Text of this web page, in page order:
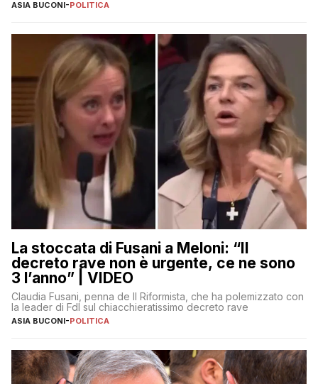
ASIA BUCONI-POLITICA
La stoccata di Fusani a Meloni: “Il
decreto rave non è urgente, ce ne sono
3 l’anno” | VIDEO
Claudia Fusani, penna de Il Riformista, che ha polemizzato con
la leader di FdI sul chiacchieratissimo decreto rave
ASIA BUCONI-POLITICA